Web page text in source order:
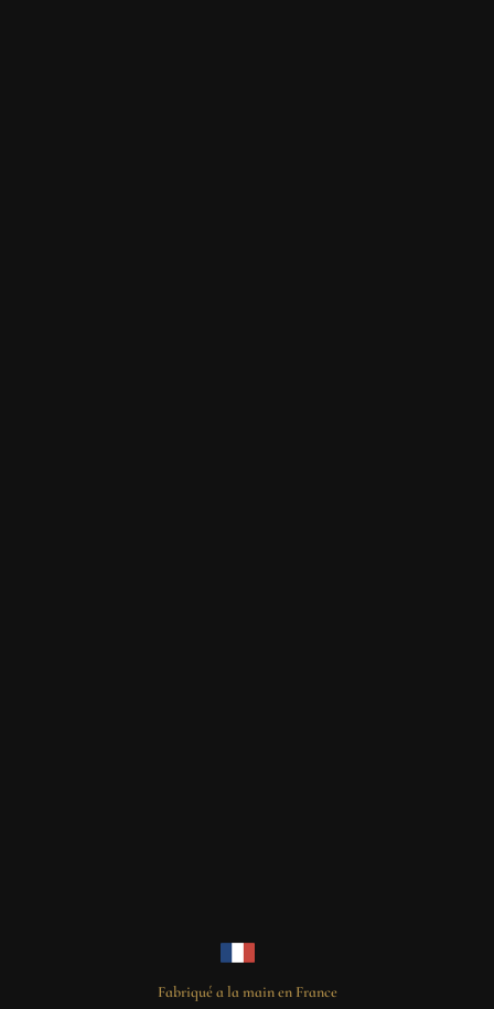
Fabriqué a la main en France